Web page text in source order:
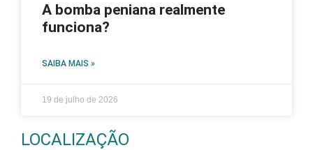
A bomba peniana realmente
funciona?
SAIBA MAIS »
19 de julho de 2026
LOCALIZAÇÃO